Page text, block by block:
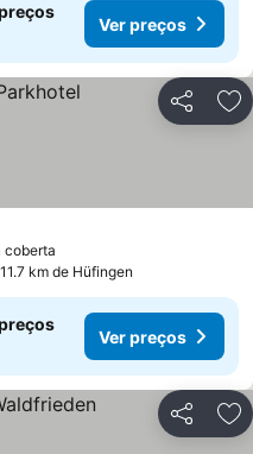
Ver preços
Partilhar
coberta
km de Hüfingen
Ver preços
Partilhar